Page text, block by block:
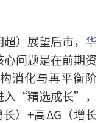
）展望后市， 华
问题是在前期资
消化与再平衡阶
“精选成长”，
）+高ΔG（增长